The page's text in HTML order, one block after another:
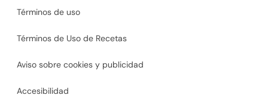
Términos de uso
Términos de Uso de Recetas
Aviso sobre cookies y publicidad
Accesibilidad